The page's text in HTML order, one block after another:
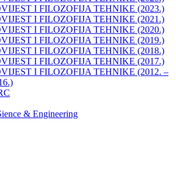
I FILOZOFIJA TEHNIKE (2023.)
I FILOZOFIJA TEHNIKE (2021.)
I FILOZOFIJA TEHNIKE (2020.)
I FILOZOFIJA TEHNIKE (2019.)
I FILOZOFIJA TEHNIKE (2018.)
I FILOZOFIJA TEHNIKE (2017.)
I FILOZOFIJA TEHNIKE (2012. –
& Engineering